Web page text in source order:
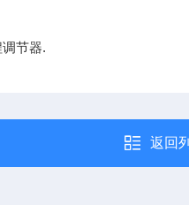
节器.
返回